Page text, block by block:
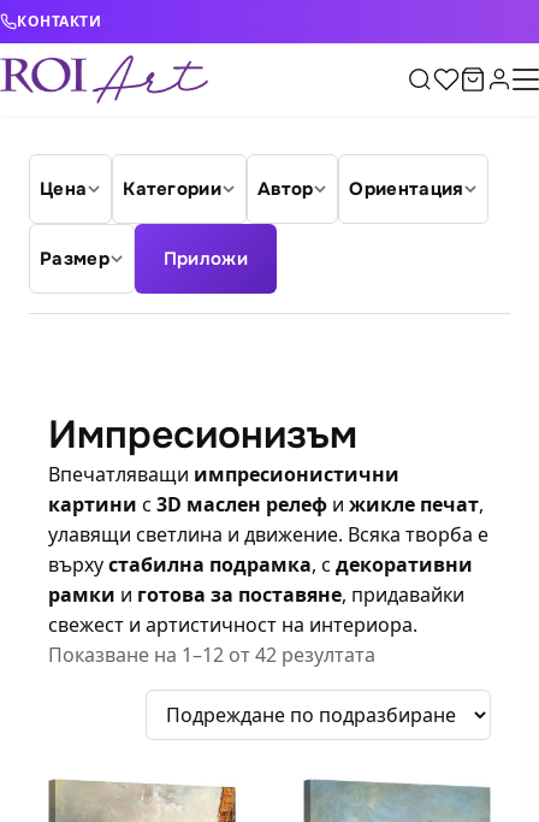
Skip to content
КОНТАКТИ
Цена Категории Автор Ориентация
Размер Приложи
Импресионизъм
Впечатляващи импресионистични
картини с 3D маслен релеф и жикле печат,
улавящи светлина и движение. Всяка творба е
върхустабилна подрамка, с декоративни
рамки и готова за поставяне, придавайки
свежест и артистичност на интериора.
Показване на 1–12 от 42 резултата